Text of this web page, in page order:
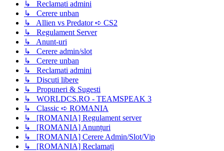
↳ Reclamati admini
↳ Cerere unban
↳ Allien vs Predator ➪ CS2
↳ Regulament Server
↳ Anunt-uri
↳ Cerere admin/slot
↳ Cerere unban
↳ Reclamati admini
↳ Discuti libere
↳ Propuneri & Sugesti
↳ WORLDCS.RO - TEAMSPEAK 3
↳ Classic ➪ ROMANIA
↳ [ROMANIA] Regulament server
↳ [ROMANIA] Anunțuri
↳ [ROMANIA] Cerere Admin/Slot/Vip
↳ [ROMANIA] Reclamați